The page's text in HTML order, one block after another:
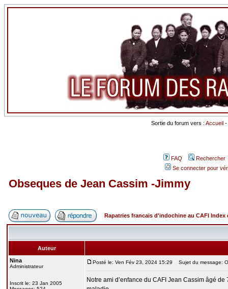
Sortie du forum vers : Accueil -
FAQ
Rechercher
Se connecter pour
Obseques de Jean Cassim -Jimmy
Rapatries francais d'indochine au CAFI Index
Auteur
Nina
Administrateur
Inscrit le: 23 Jan 2005
Posté le: Ven Fév 23, 2024 15:29 Sujet du message:
Notre ami d’enfance du CAFI Jean Cassim âgé